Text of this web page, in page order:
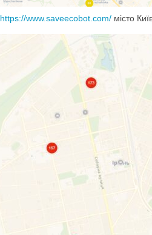
https://www.saveecobot.com/місто